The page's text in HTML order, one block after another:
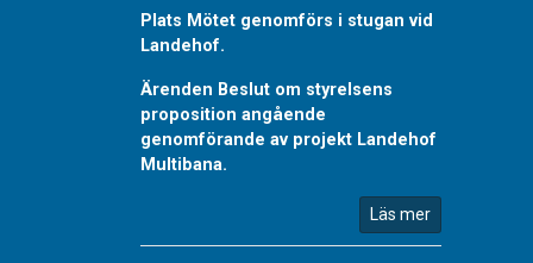
Plats Mötet genomförs i stugan vid
Landehof.
Ärenden Beslut om styrelsens
proposition angående
genomförande av projekt Landehof
Multibana.
Läs mer